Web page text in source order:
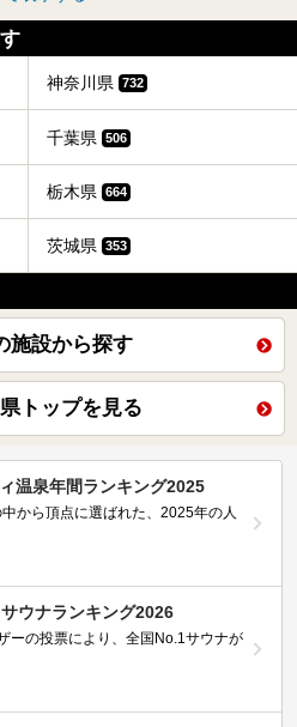
神奈川県 732
千葉県 506
栃木県 664
茨城県 353
施設から探す
トップを見る
温泉年間ランキング2025
から頂点に選ばれた、2025年の人
ウナランキング2026
ーの投票により、全国No.1サウナが